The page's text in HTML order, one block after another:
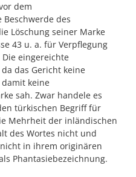
dem
des
Löschung seiner Marke
43 u. a. für Verpflegung
eingereichte
das Gericht keine
keine
sah. Zwar handele es
türkischen Begriff für
Mehrheit der inländischen
des Wortes nicht und
in ihrem originären
Phantasiebezeichnung.